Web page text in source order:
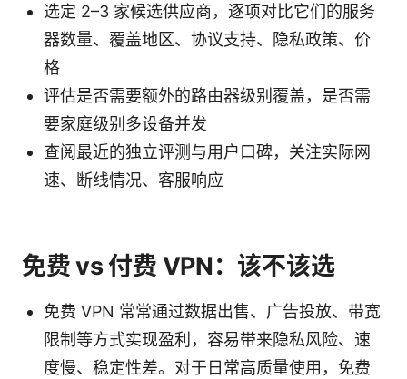
选定 2–3 家候选供应商，逐项对比它们的服务
器数量、覆盖地区、协议支持、隐私政策、价
格
评估是否需要额外的路由器级别覆盖，是否需
要家庭级别多设备并发
查阅最近的独立评测与用户口碑，关注实际网
速、断线情况、客服响应
免费 vs 付费 VPN：该不该选
免费 VPN 常常通过数据出售、广告投放、带宽
限制等方式实现盈利，容易带来隐私风险、速
度慢、稳定性差。对于日常高质量使用，免费